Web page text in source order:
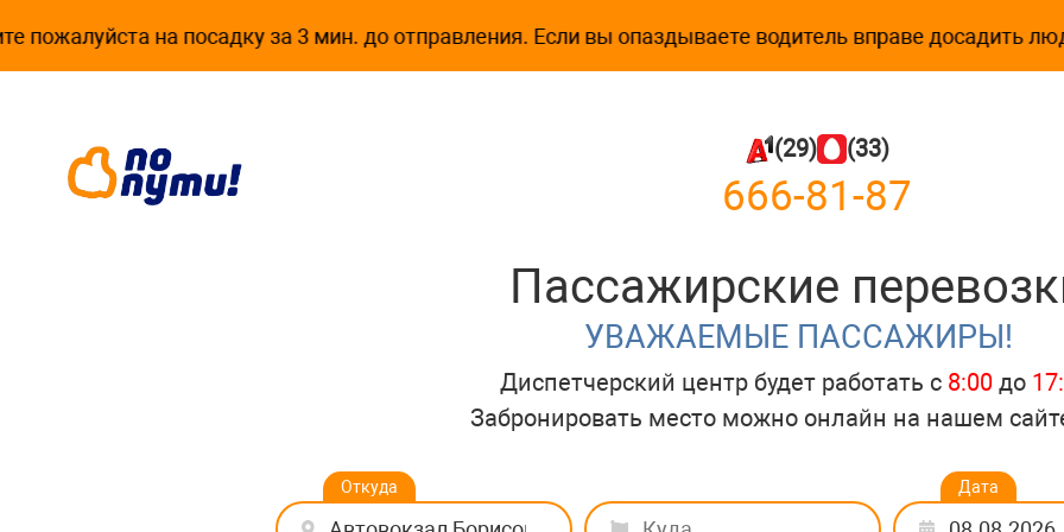
на посадку за 3 мин. до отправления. Если вы опаздываете водитель вправе досадить людей
(29) (33)
666-81-87
Пассажирские
УВАЖАЕМЫЕ ПАССАЖИРЫ!
Диспетчерский центр будет работать с 8:00 до
Забронировать место можно онлайн на нашем
Откуда Дата